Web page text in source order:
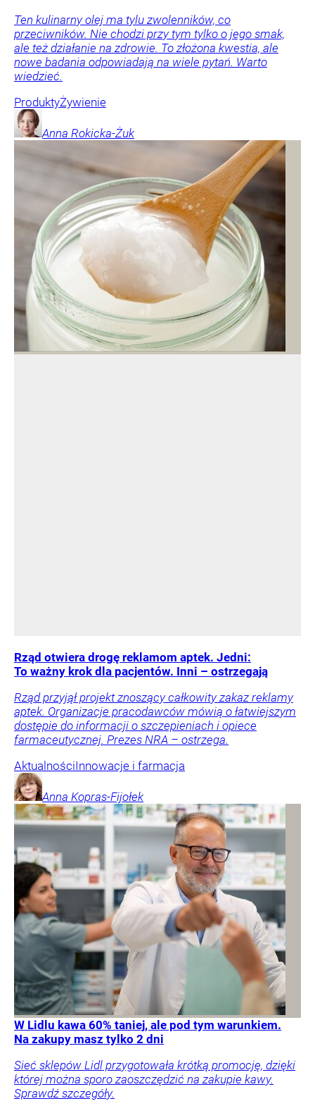
Ten kulinarny olej ma tylu zwolenników, co
przeciwników. Nie chodzi przy tym tylko o jego smak,
ale też działanie na zdrowie. To złożona kwestia, ale
nowe badania odpowiadają na wiele pytań. Warto
wiedzieć.
ProduktyŻywienie
Anna Rokicka-Żuk
Rząd otwiera drogę reklamom aptek. Jedni:
To ważny krok dla pacjentów. Inni – ostrzegają
Rząd przyjął projekt znoszący całkowity zakaz reklamy
aptek. Organizacje pracodawców mówią o łatwiejszym
dostępie do informacji o szczepieniach i opiece
farmaceutycznej. Prezes NRA – ostrzega.
AktualnościInnowacje i farmacja
Anna Kopras-Fijołek
W Lidlu kawa 60% taniej, ale pod tym warunkiem.
Na zakupy masz tylko 2 dni
Sieć sklepów Lidl przygotowała krótką promocję, dzięki
której można sporo zaoszczędzić na zakupie kawy.
Sprawdź szczegóły.